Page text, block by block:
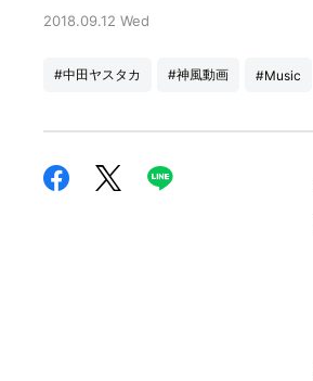
2018.09.12 Wed
#中田ヤスタカ #神風動画 #Music